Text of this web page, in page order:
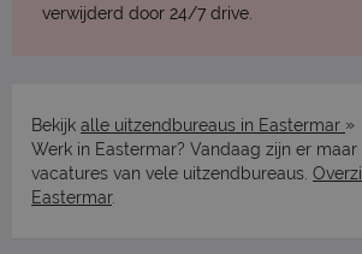
verwijderd door 24/7 drive.
Bekijk alle uitzendbureaus in Eastermar »
Werk in Eastermar? Vandaag zijn er maar
vacatures van vele uitzendbureaus.
Eastermar.